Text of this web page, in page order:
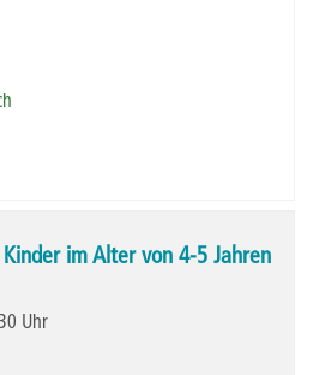
im Alter von 4-5 Jahren
Uhr